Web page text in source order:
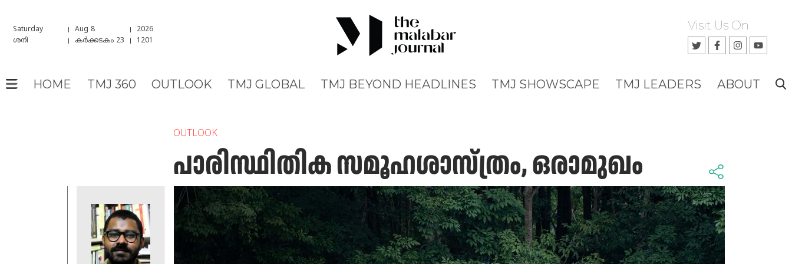
Saturday Aug 8
2026
ശനി
കർക്കടകം 23 1201
Visit Us On
HOME TMJ 360 OUTLOOK TMJ GLOBAL TMJ BEYOND HEADLINES TMJ SHOWSCAPE TMJ LEADERS ABOUT
OUTLOOK
പാരിസ്ഥിതിക സമൂഹശാസ്ത്രം, ഒരാമുഖം